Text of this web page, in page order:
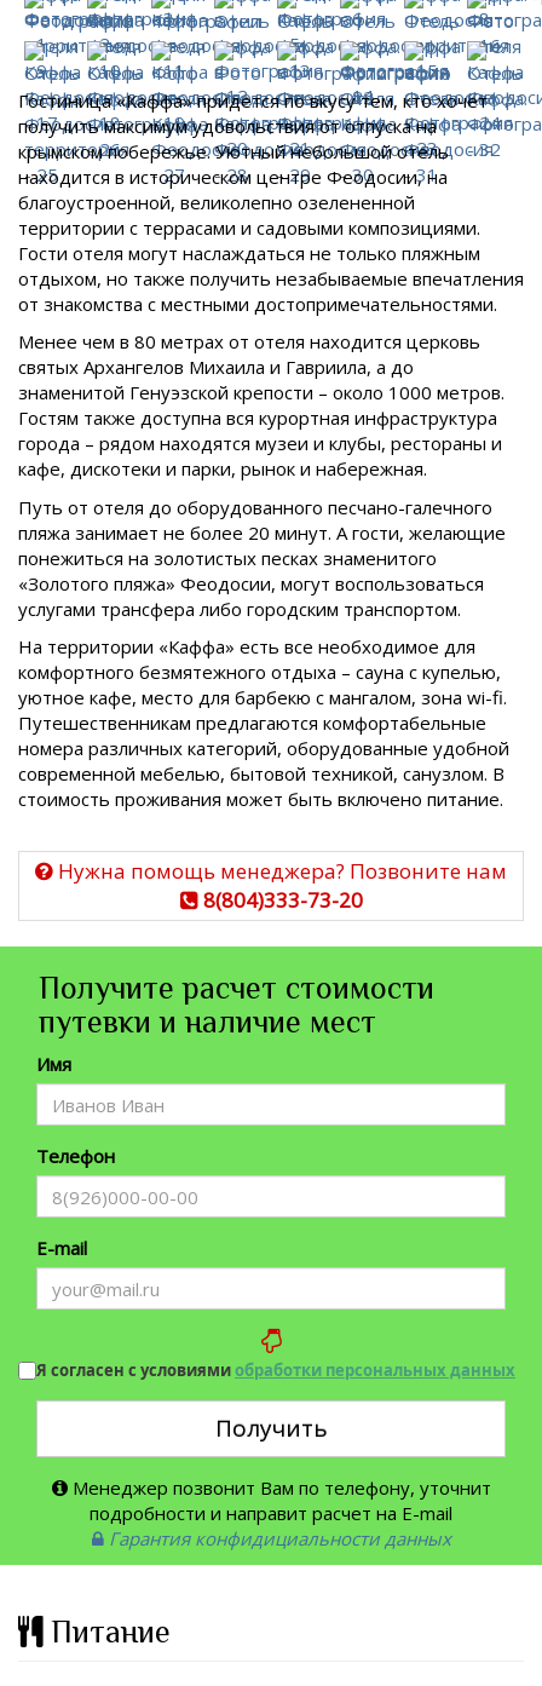
Гостиница «Каффа» придется по вкусу тем, кто хочет
получить максимум удовольствия от отпуска на
крымском побережье. Уютный небольшой отель
находится в историческом центре Феодосии, на
благоустроенной, великолепно озелененной
территории с террасами и садовыми композициями.
Гости отеля могут наслаждаться не только пляжным
отдыхом, но также получить незабываемые впечатления
от знакомства с местными достопримечательностями.
Менее чем в 80 метрах от отеля находится церковь
святых Архангелов Михаила и Гавриила, а до
знаменитой Генуэзской крепости – около 1000 метров.
Гостям также доступна вся курортная инфраструктура
города – рядом находятся музеи и клубы, рестораны и
кафе, дискотеки и парки, рынок и набережная.
Путь от отеля до оборудованного песчано-галечного
пляжа занимает не более 20 минут. А гости, желающие
понежиться на золотистых песках знаменитого
«Золотого пляжа» Феодосии, могут воспользоваться
услугами трансфера либо городским транспортом.
На территории «Каффа» есть все необходимое для
комфортного безмятежного отдыха – сауна с купелью,
уютное кафе, место для барбекю с мангалом, зона wi-fi.
Путешественникам предлагаются комфортабельные
номера различных категорий, оборудованные удобной
современной мебелью, бытовой техникой, санузлом. В
стоимость проживания может быть включено питание.
Нужна помощь менеджера? Позвоните нам
8(804)333-73-20
Получите расчет стоимости
путевки и наличие мест
Имя
Телефон
E-mail
Я согласен с условиямиобработки персональных данных
Получить
Менеджер позвонит Вам по телефону, уточнит
подробности и направит расчет на E-mail
Гарантия конфидициальности данных
Питание